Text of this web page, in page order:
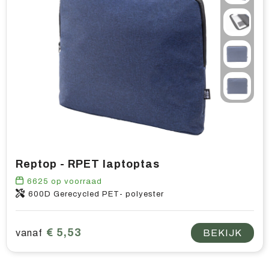
Reptop - RPET laptoptas
6625 op voorraad
600D Gerecycled PET- polyester
vanaf € 5,53 BEKIJK